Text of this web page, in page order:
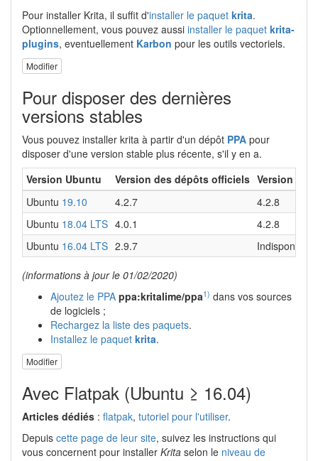
Pour installer Krita, il suffit d'installer le paquet krita.
Optionnellement, vous pouvez aussi installer le paquet krita-
plugins, eventuellement Karbon pour les outils vectoriels.
Modifier
Pour disposer des dernières
versions stables
Vous pouvez installer krita à partir d'un dépôt PPA pour
disposer d'une version stable plus récente, s'il y en a.
Version Ubuntu
Version des dépôts officiels Version du
Ubuntu 19.10 4.2.7
4.2.8
Ubuntu 18.04 LTS 4.0.1
4.2.8
Ubuntu 16.04 LTS 2.9.7 Indisponible
(informations à jour le 01/02/2020)
Ajoutez le PPA ppa:kritalime/ppa1) dans vos sources
de logiciels ;
Rechargez la liste des paquets.
Installez le paquet krita.
Modifier
Avec Flatpak (Ubuntu ≥ 16.04)
Articles dédiés : flatpak, tutoriel pour l'utiliser.
Depuis cette page de leur site, suivez les instructions qui
vous concernent pour installer Krita selon le niveau de